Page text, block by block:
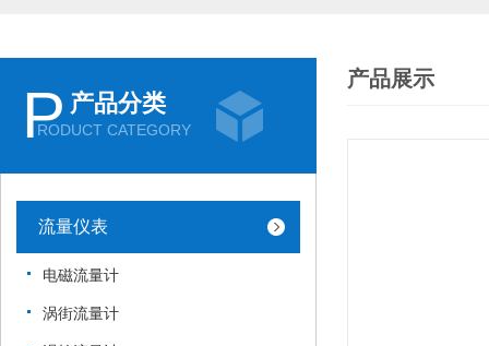
P 产品分类
RODUCT CATEGORY
流量仪表
电磁流量计
涡街流量计
产品展示